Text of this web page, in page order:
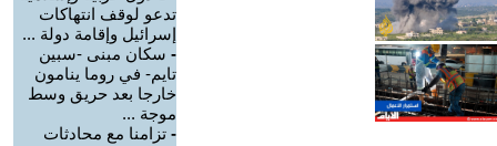
تدعو لوقف انتهاكات
إسرائيل وإقامة دولة ...
- سكان مبنى -سبين
تايم- في روما ينامون
خارجا بعد حريق وسط
موجة ...
- تزامنا مع محادثات